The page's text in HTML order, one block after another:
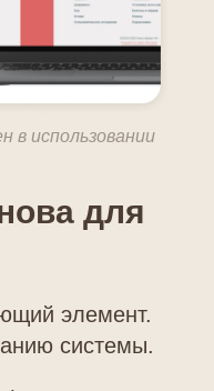
в использовании
для
элемент.
системы.